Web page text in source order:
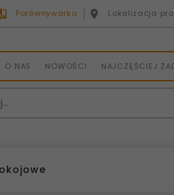
Porównywarka Lokalizacja
O NAS NOWOŚCI NAJCZĘŚCIEJ